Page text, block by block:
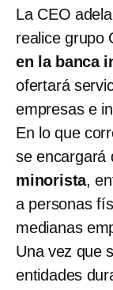
La CEO
realice grupo
en la banca
ofertará
empresas e
En lo que
se encargará
minorista,
a personas
medianas
Una vez que
entidades